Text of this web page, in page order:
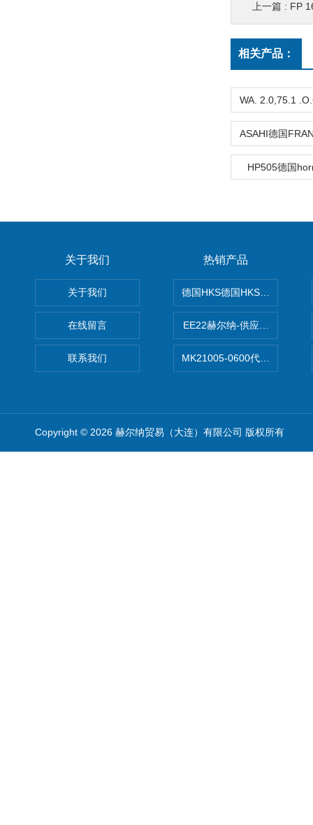
上一篇 : FP
相关产品：
HP505德国
关于我们
关于我们
在线留言
联系我们
热销产品
德国HKS德国HKS液压旋转摆
EE22赫尔纳-供应
MK21005-0600代理德国MK
Copyright © 2026 赫尔纳贸易（大连）有限公司 版权所有